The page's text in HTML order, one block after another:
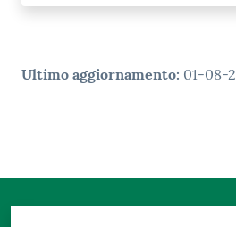
Ultimo aggiornamento: 01-08-